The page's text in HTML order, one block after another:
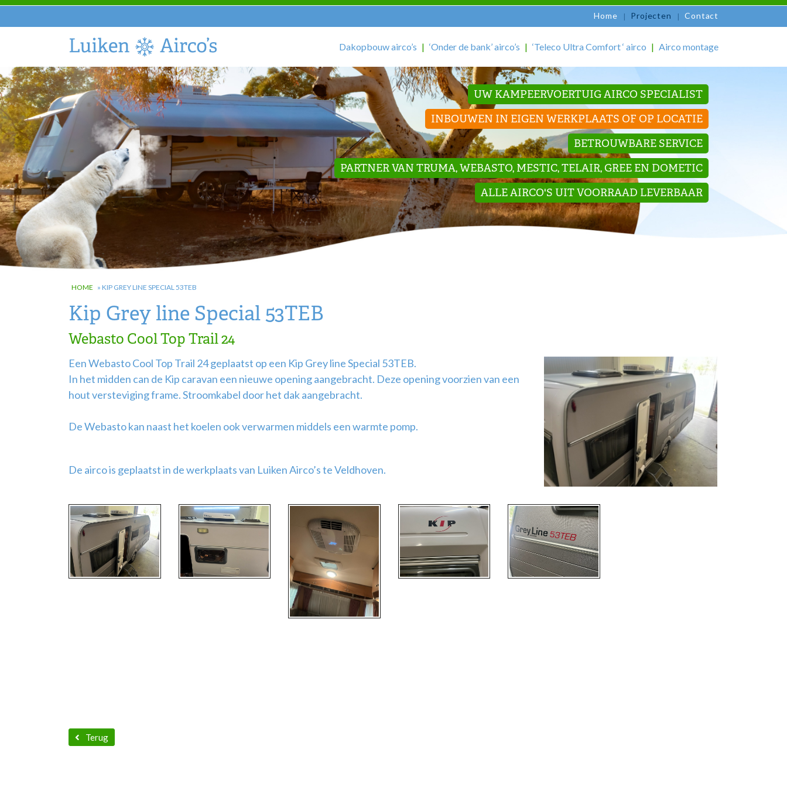
Home Projecten Contact
Dakopbouw airco’s ‘Onder de bank’ airco’s ‘Teleco Ultra Comfort ‘ airco Airco montage
UW KAMPEERVOERTUIG AIRCO SPECIALIST
INBOUWEN IN EIGEN WERKPLAATS OF OP LOCATIE
BETROUWBARE SERVICE
PARTNER VAN TRUMA, WEBASTO, MESTIC, TELAIR, GREE EN DOMETIC
ALLE AIRCO'S UIT VOORRAAD LEVERBAAR
HOME » KIP GREY LINE SPECIAL 53TEB
Kip Grey line Special 53TEB
Webasto Cool Top Trail 24
Een Webasto Cool Top Trail 24 geplaatst op een Kip Grey line Special 53TEB.
In het midden can de Kip caravan een nieuwe opening aangebracht. Deze opening voorzien van een
hout versteviging frame. Stroomkabel door het dak aangebracht.
De Webasto kan naast het koelen ook verwarmen middels een warmte pomp.
De airco is geplaatst in de werkplaats van Luiken Airco’s te Veldhoven.
Terug